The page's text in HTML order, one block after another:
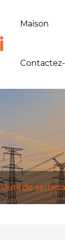
Maison
Outil de